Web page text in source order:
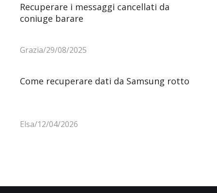
Recuperare i messaggi cancellati da
coniuge barare
Grazia/29/08/2025
Come recuperare dati da Samsung rotto
Elsa/12/04/2026